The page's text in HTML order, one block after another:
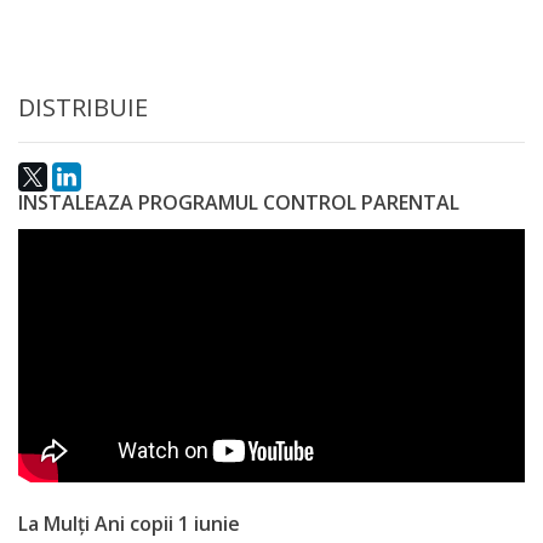
interne
Media
Comunicate
Versiunea
DISTRIBUIE
INSTALEAZA PROGRAMUL CONTROL PARENTAL
La Mulți Ani copii 1 iunie